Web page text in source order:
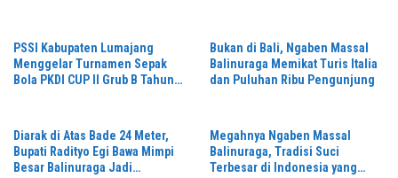
PSSI Kabupaten Lumajang
Menggelar Turnamen Sepak
Bola PKDI CUP II Grub B Tahun
Bukan di Bali, Ngaben Massal
Balinuraga Memikat Turis Italia
dan Puluhan Ribu Pengunjung
Diarak di Atas Bade 24 Meter,
Bupati Radityo Egi Bawa Mimpi
Besar Balinuraga Jadi
Megahnya Ngaben Massal
Balinuraga, Tradisi Suci
Terbesar di Indonesia yang